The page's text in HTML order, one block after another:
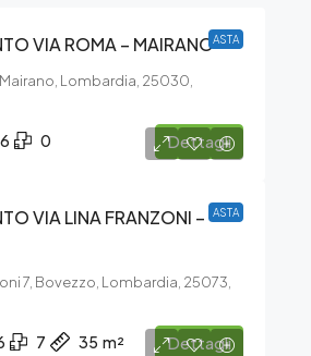
ASTA
VIA ROMA – MAIRANO
Lombardia, 25030,
0 Dettagli
ASTA
VIA LINA FRANZONI –
7, Bovezzo, Lombardia, 25073,
7 35 m² Dettagli